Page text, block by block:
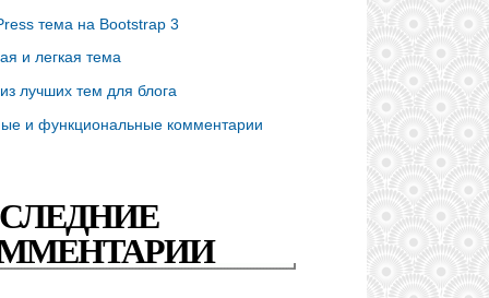
тема на Bootstrap 3
и легкая тема
лучших тем для блога
и функциональные комментарии